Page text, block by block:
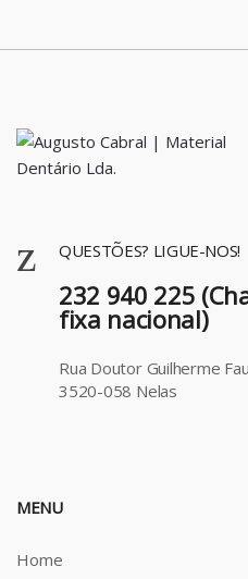
QUESTÕES? LIGUE-NOS!
232 940 225
fixa nacional)
Rua Doutor Guilherme
3520-058 Nelas
MENU
Home